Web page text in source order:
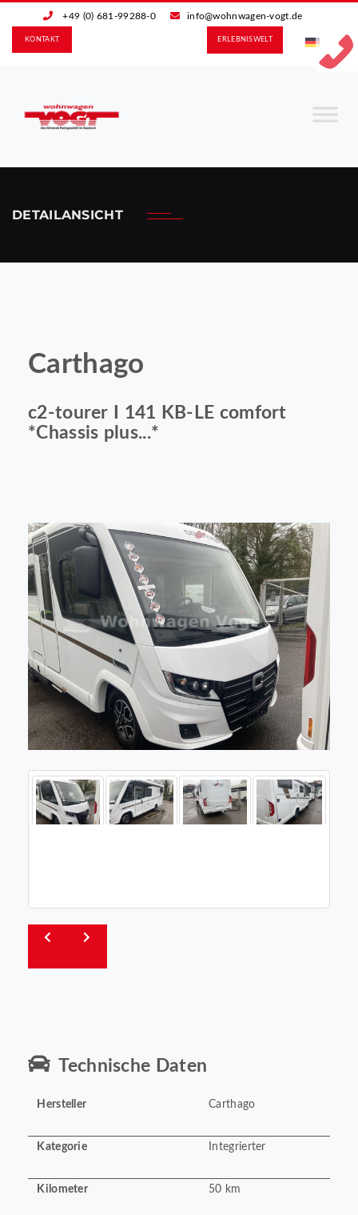
+49 (0) 681-99288-0 info@wohnwagen-vogt.de
ERLEBNIS­WELT
KONTAKT
DETAILANSICHT
Carthago
c2-tourer I 141 KB-LE comfort
*Chassis plus...*
Technische Daten
Hersteller Carthago
Kategorie Integrierter
Kilometer 50 km